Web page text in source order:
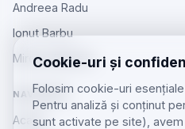
Cookie-uri și
Folosim cookie-uri
Pentru analiză și conținut
sunt activate pe site),
Andreea Radu
Ionut Barbu
Mircea Aiftincăi
NAVIGARE
Acasă